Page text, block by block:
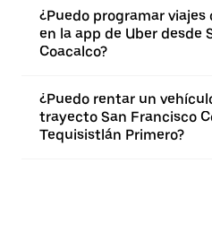
¿Puedo programar
en la app de Uber desde
Coacalco?
¿Puedo rentar un
trayecto San Francisco
Tequisistlán Primero?